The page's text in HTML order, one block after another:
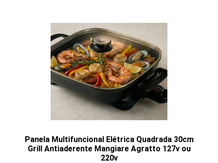
Panela Multifuncional Elétrica Quadrada 30cm
Grill Antiaderente Mangiare Agratto 127v ou
220v